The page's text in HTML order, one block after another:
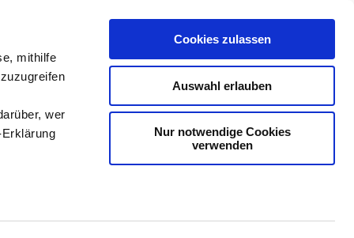
mithilfe
wer
Cookies zulassen
Auswahl erlauben
Nur notwendige Cookies
verwenden
Geschichte